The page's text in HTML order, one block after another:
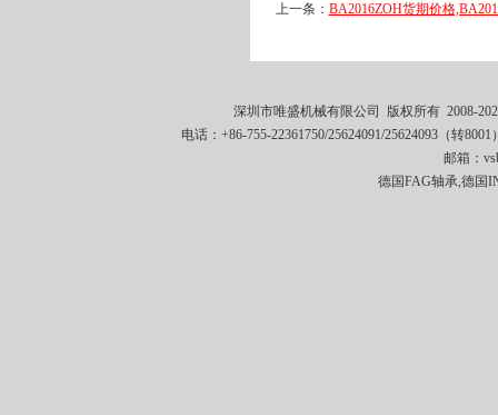
上一条： BA2016ZOH货期价格
深圳市唯盛机械有限公司 版权所有 2008-
电话：+86-755-22361750/25624091/25624093（转
邮箱：
德国FAG轴承,德国